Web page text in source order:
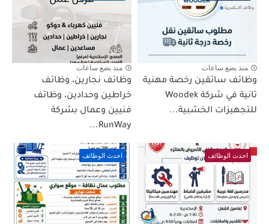
منذ بضع ساعات
وظائف سائقين رخصة مهنية
تانية في شركة Woodek
للتجهيزات الخشبية...
منذ بضع ساعات
وظائف نجارين، وظائف
خراطين وحدادين، وظائف
فنيين وعمال بشركة
RunWay...
احدث الوظائف احدث الوظائف